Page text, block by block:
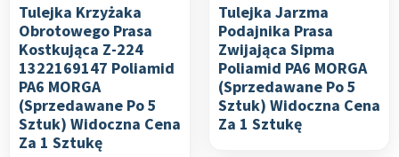
Tulejka Krzyżaka
Obrotowego Prasa
Kostkująca Z-224
1322169147 Poliamid
PA6 MORGA
(sprzedawane Po 5
Sztuk) Widoczna Cena
Za 1 Sztukę
Tulejka Jarzma
Podajnika Prasa
Zwijająca Sipma
Poliamid PA6 MORGA
(sprzedawane Po 5
Sztuk) Widoczna Cena
Za 1 Sztukę